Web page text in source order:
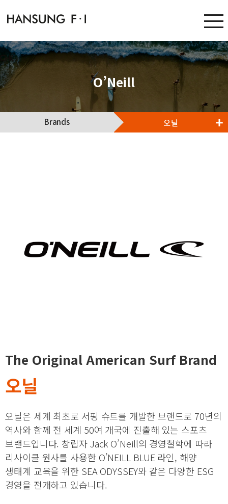
O’Neill
Brands 오닐
The Original American Surf Brand
오닐
오닐은 세계 최초로 서핑 슈트를 개발한 브랜드로 70년의
역사와 함께 전 세계 50여 개국에 진출해 있는 스포츠
브랜드입니다. 창립자 Jack O’Neill의 경영철학에 따라
리사이클 원사를 사용한 O’NEILL BLUE 라인, 해양
생태계 교육을 위한 SEA ODYSSEY와 같은 다양한 ESG
경영을 전개하고 있습니다.